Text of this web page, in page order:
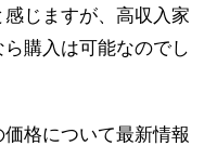
じますが、高収入家
購入は可能なのでし
格について最新情報